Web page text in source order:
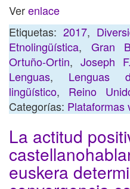
Verenlace
Etiquetas: 2017,
Etnolingüística, Gran
Ortuño-Ortin, Joseph
Lenguas, Lenguas
lingüístico, Reino
Categorías: Plataformas
La actitud
euskera